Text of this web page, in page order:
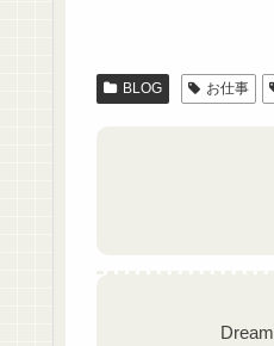
e
er
BLOG お仕事